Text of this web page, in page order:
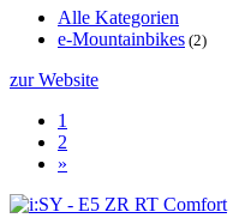
Alle Kategorien
e-Mountainbikes (2)
zur Website
1
2
»